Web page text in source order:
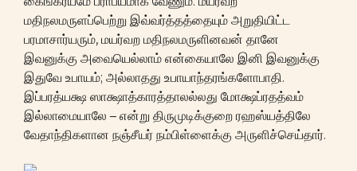
மதிநலமருளப்பெற்று இவ்வர்த்தத்தையும் அறுதியிட்ட
பரமாசார்யரும், மயர்வற மதிநலமருளினவன் தானே
இவனுக்கு அவையெல்லாம் என்கையாலே இனி இவனுக்கு
இதுவே உபாயம்; அல்லாதது உபாயாந்தரங்களோபாதி.
இப்பரத்யக்ஷ ஸாக்ஷாத்காரத்தாலல்லது மோக்ஷப்ரதத்வம்
இல்லாமையாலே – என்று திருமுடிக்குறை ரஹஸ்யத்திலே
வேதாந்திகளான நஞ்சீயர் நம்பிள்ளைக்கு அருளிச்செய்தார்.